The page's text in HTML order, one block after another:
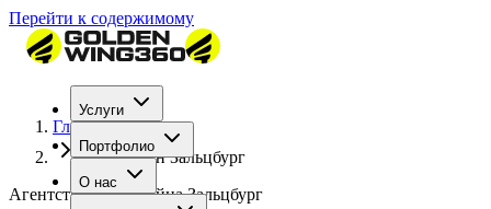
Перейти к содержимому
Услуги
Портфолио
О нас
Главная
Веб-дизайн Зальцбург
Агентство веб-дизайна Зальцбург